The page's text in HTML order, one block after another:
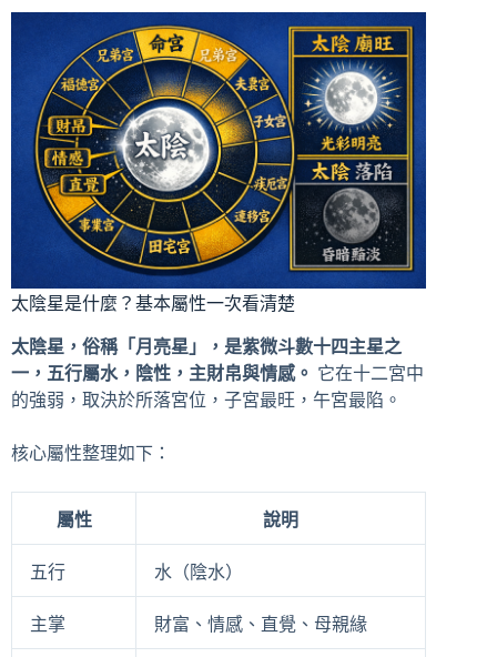
太陰星是什麼？基本屬性一次看清楚
太陰星，俗稱「月亮星」，是紫微斗數十四主星之
一，五行屬水，陰性，主財帛與情感。 它在十二宮中
的強弱，取決於所落宮位，子宮最旺，午宮最陷。
核心屬性整理如下：
屬性 說明
五行 水（陰水）
主掌 財富、情感、直覺、母親緣